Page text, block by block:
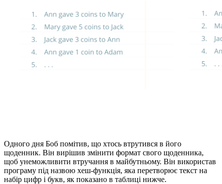
Одного дня Боб помітив, що хтось втрутився в його
щоденник. Він вирішив змінити формат свого щоденника,
щоб унеможливити втручання в майбутньому. Він використав
програму під назвою хеш-функція, яка перетворює текст на
набір цифр і букв, як показано в таблиці нижче.